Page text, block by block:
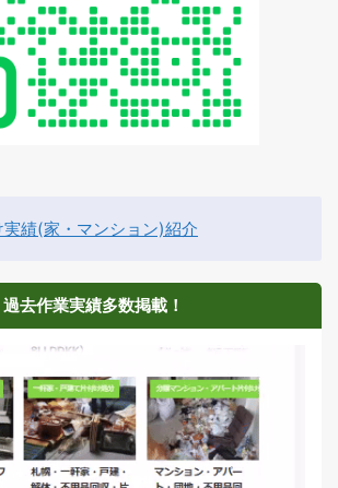
実績(家・マンション)紹介
過去作業実績多数掲載！